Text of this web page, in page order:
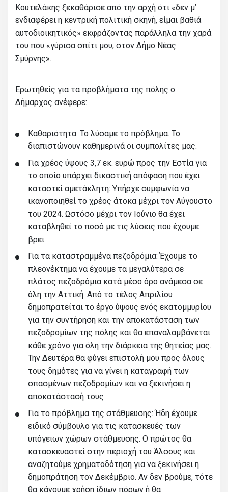
Κουτελάκης ξεκαθάρισε από την αρχή ότι «δεν μ’
ενδιαφέρει η κεντρική πολιτική σκηνή, είμαι βαθιά
αυτοδιοικητικός» εκφράζοντας παράλληλα την χαρά
του που «γύρισα σπίτι μου, στον Δήμο Νέας
Σμύρνης».
Ερωτηθείς για τα προβλήματα της πόλης ο
Δήμαρχος ανέφερε:
Καθαριότητα: Το λύσαμε το πρόβλημα. Το
διαπιστώνουν καθημερινά οι συμπολίτες μας.
Για χρέος ύψους 3,7 εκ. ευρώ προς την Εστία για
το οποίο υπάρχει δικαστική απόφαση που έχει
καταστεί αμετάκλητη: Υπήρχε συμφωνία να
ικανοποιηθεί το χρέος άτοκα μέχρι τον Αύγουστο
του 2024. Ωστόσο μέχρι τον Ιούνιο θα έχει
καταβληθεί το ποσό με τις λύσεις που έχουμε
βρει.
Για τα καταστραμμένα πεζοδρόμια: Έχουμε το
πλεονέκτημα να έχουμε τα μεγαλύτερα σε
πλάτος πεζοδρόμια κατά μέσο όρο ανάμεσα σε
όλη την Αττική. Από το τέλος Απριλίου
δημοπρατείται το έργο ύψους ενός εκατομμυρίου
για την συντήρηση και την αποκατάσταση των
πεζοδρομίων της πόλης και θα επαναλαμβάνεται
κάθε χρόνο για όλη την διάρκεια της θητείας μας.
Την Δευτέρα θα φύγει επιστολή μου προς όλους
τους δημότες για να γίνει η καταγραφή των
σπασμένων πεζοδρομίων και να ξεκινήσει η
αποκατάστασή τους
Για το πρόβλημα της στάθμευσης: Ήδη έχουμε
ειδικό σύμβουλο για τις κατασκευές των
υπόγειων χώρων στάθμευσης. Ο πρώτος θα
κατασκευαστεί στην περιοχή του Άλσους και
αναζητούμε χρηματοδότηση για να ξεκινήσει η
δημοπράτηση τον Δεκέμβριο. Αν δεν βρούμε, τότε
θα κάνουμε χρήση ίδιων πόρων ή θα